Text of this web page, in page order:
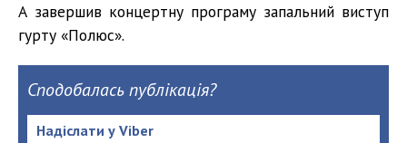
А завершив концертну програму запальний виступ
гурту «Полюс».
Сподобалась публікація?
Надіслати у Viber